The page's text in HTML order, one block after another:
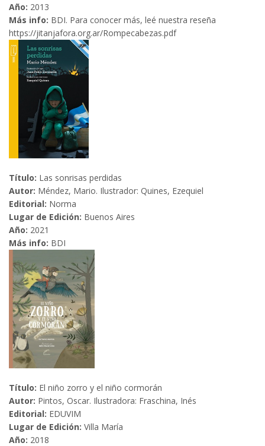
Año: 2013
Más info: BDI. Para conocer más, leé nuestra reseña
https://jitanjafora.org.ar/Rompecabezas.pdf
Título: Las sonrisas perdidas
Autor: Méndez, Mario. Ilustrador: Quines, Ezequiel
Editorial: Norma
Lugar de Edición: Buenos Aires
Año: 2021
Más info: BDI
Título: El niño zorro y el niño cormorán
Autor: Pintos, Oscar. Ilustradora: Fraschina, Inés
Editorial: EDUVIM
Lugar de Edición: Villa María
Año: 2018